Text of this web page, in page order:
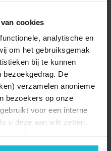
cookies
analytische en
om het gebruiksgemak
bij te kunnen
bezoekgedrag. De
verzamelen anonieme
bezoekers op onze
voor een interne
u deze aan wilt zetten.
U kunt deze cookies via